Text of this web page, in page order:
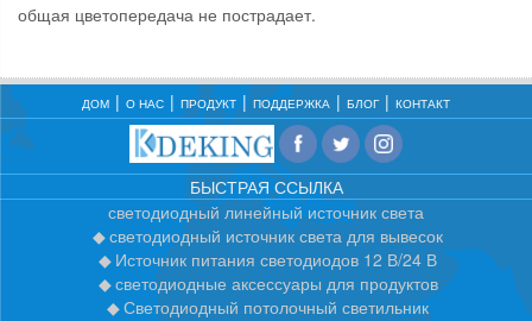
общая цветопередача не пострадает.
ДОМ О НАС ПРОДУКТ ПОДДЕРЖКА БЛОГ КОНТАКТ
БЫСТРАЯ ССЫЛКА
светодиодный линейный источник света
светодиодный источник света для вывесок
Источник питания светодиодов 12 В/24 В
светодиодные аксессуары для продуктов
Светодиодный потолочный светильник